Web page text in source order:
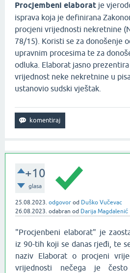
Procjembeni elaborat je
isprava koja je definirana
procjeni vrijednosti nekretnine
78/15). Koristi se za donošenje
upravnim procesima te za
odluka. Elaborat jasno
vrijednost neke nekretnine u
ustanovio sudski vještak.
+10
glasa
25.08.2023. odgovor od Duško Vučevac
26.08.2023. odabran od Darija Magdalenić
"Procjenbeni elaborat" je
iz 90-tih koji se danas rjeđi, te
naziv Elaborat o procjeni
vrijednosti nečega je često